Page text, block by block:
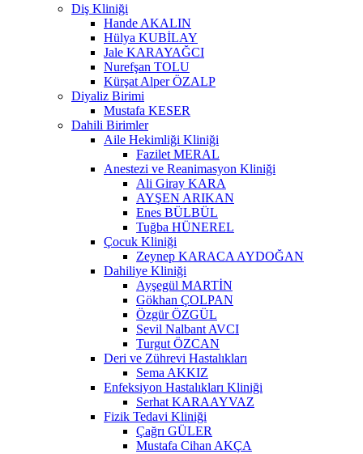
Diş Kliniği
Hande AKALIN
Hülya KUBİLAY
Jale KARAYAĞCI
Nurefşan TOLU
Kürşat Alper ÖZALP
Diyaliz Birimi
Mustafa KESER
Dahili Birimler
Aile Hekimliği Kliniği
Fazilet MERAL
Anestezi ve Reanimasyon Kliniği
Ali Giray KARA
AYŞEN ARIKAN
Enes BÜLBÜL
Tuğba HÜNEREL
Çocuk Kliniği
Zeynep KARACA AYDOĞAN
Dahiliye Kliniği
Ayşegül MARTİN
Gökhan ÇOLPAN
Özgür ÖZGÜL
Sevil Nalbant AVCI
Turgut ÖZCAN
Deri ve Zührevi Hastalıkları
Sema AKKIZ
Enfeksiyon Hastalıkları Kliniği
Serhat KARAAYVAZ
Fizik Tedavi Kliniği
Çağrı GÜLER
Mustafa Cihan AKÇA